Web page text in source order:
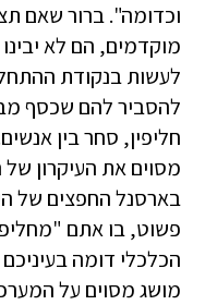
וכדומה". ברור שאם
מוקדמים, הם לא
לעשות בנקודת
להסביר להם שכסף
חליפין, סחר בין
מסוים את העיקרון
בארסנל החפצים של
פשוט, בו אתם
הכלכלי דומה
מושג מסוים על